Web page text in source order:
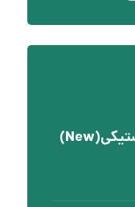
قیمت یخدان پلاستیکی(New)